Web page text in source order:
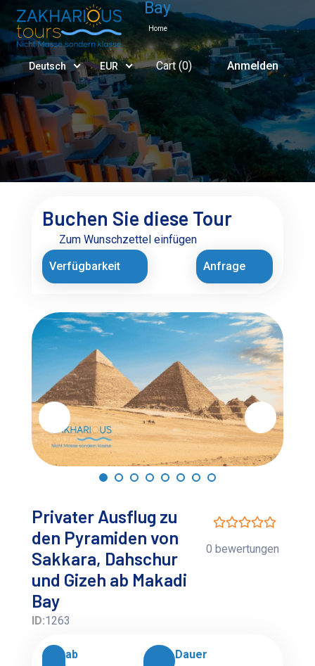
Deutsch EUR Cart (0) Anmelden
Bay
Home
Privater Ausflug zu
den Pyramiden von
Sakkara, Dahschur
und Gizeh ab Makadi
Bay
ID:1263
0 bewertungen
ab
Dauer
Buchen Sie diese Tour
Zum Wunschzettel einfügen
Verfügbarkeit
Anfrage